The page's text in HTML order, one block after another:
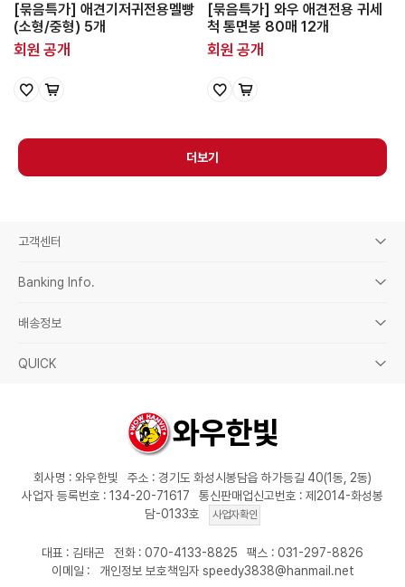
[묶음특가] 애견기저귀전용멜빵
(소형/중형) 5개
회원 공개
[묶음특가] 와우 애견전용 귀세
척 통면봉 80매 12개
회원 공개
더보기
고객센터
Banking Info.
배송정보
QUICK
회사명 : 와우한빛
주소 : 경기도 화성시봉담읍 하가등길 40(1동, 2동)
사업자 등록번호 : 134-20-71617
통신판매업신고번호 : 제2014-화성봉
담-0133호
사업자확인
대표 : 김태곤 전화 : 070-4133-8825
팩스 : 031-297-8826
이메일 :
개인정보 보호책임자 speedy3838@hanmail.net